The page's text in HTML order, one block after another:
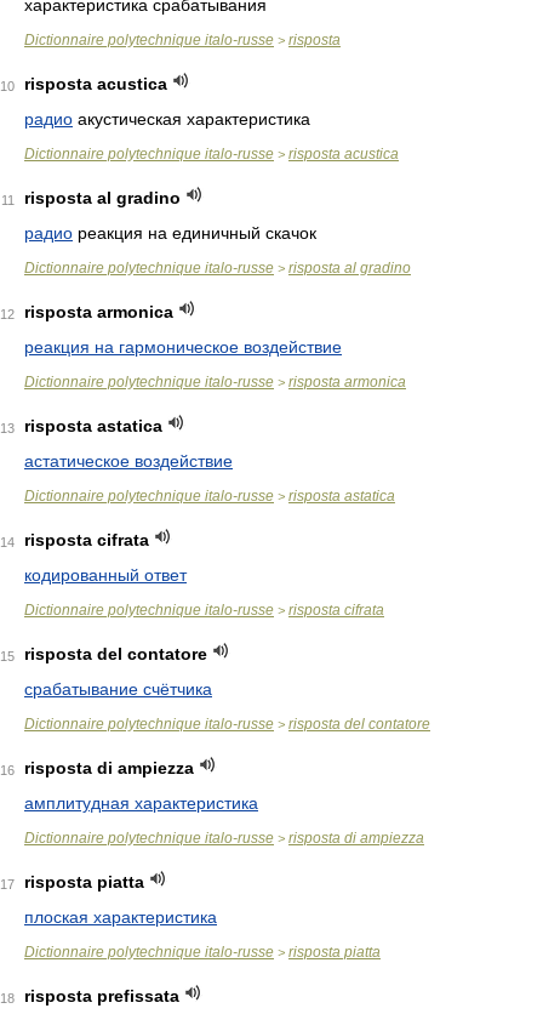
характеристика срабатывания
Dictionnaire polytechnique italo-russe > risposta
10
risposta acustica
радио акустическая характеристика
Dictionnaire polytechnique italo-russe > risposta acustica
11
risposta al gradino
радио реакция на единичный скачок
Dictionnaire polytechnique italo-russe > risposta al gradino
12
risposta armonica
реакция на гармоническое воздействие
Dictionnaire polytechnique italo-russe > risposta armonica
13
risposta astatica
астатическое воздействие
Dictionnaire polytechnique italo-russe > risposta astatica
14
risposta cifrata
кодированный ответ
Dictionnaire polytechnique italo-russe > risposta cifrata
15
risposta del contatore
срабатывание счётчика
Dictionnaire polytechnique italo-russe > risposta del contatore
16
risposta di ampiezza
амплитудная характеристика
Dictionnaire polytechnique italo-russe > risposta di ampiezza
17
risposta piatta
плоская характеристика
Dictionnaire polytechnique italo-russe > risposta piatta
18
risposta prefissata